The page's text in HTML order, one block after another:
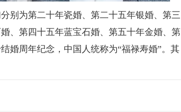
为第二十年瓷婚、第二十五年银婚、第三
、第四十五年蓝宝石婚、第五十年金婚、第
婚周年纪念，中国人统称为“福禄寿婚”。其